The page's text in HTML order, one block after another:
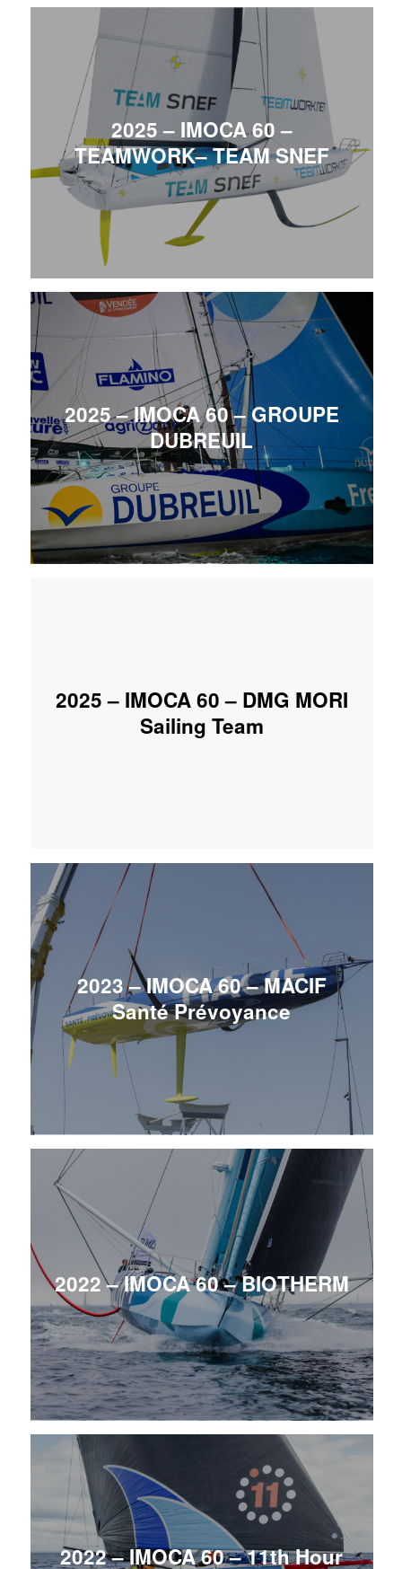
2025 – IMOCA 60 –
TEAMWORK– TEAM SNEF
2025 – IMOCA 60 – GROUPE
DUBREUIL
2025 – IMOCA 60 – DMG MORI
Sailing Team
2023 – IMOCA 60 – MACIF
Santé Prévoyance
2022 – IMOCA 60 – BIOTHERM
2022 – IMOCA 60 – 11th Hour